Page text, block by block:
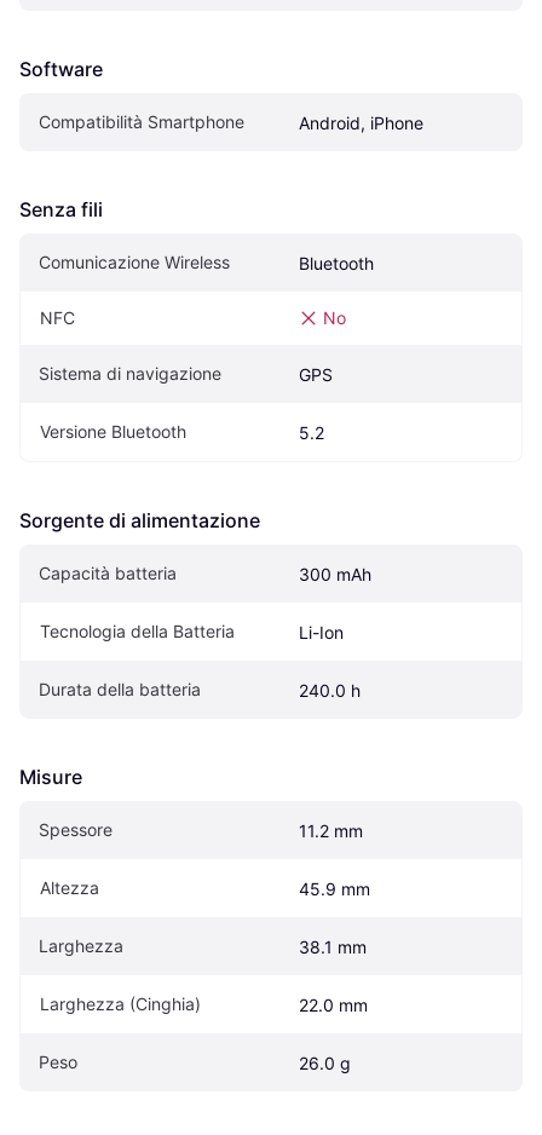
Software
Compatibilità Smartphone Android, iPhone
Senza fili
Comunicazione Wireless Bluetooth
NFC No
Sistema di navigazione GPS
Versione Bluetooth 5.2
Sorgente di alimentazione
Capacità batteria 300 mAh
Tecnologia della Batteria Li-Ion
Durata della batteria 240.0 h
Misure
Spessore 11.2 mm
Altezza 45.9 mm
Larghezza 38.1 mm
Larghezza (Cinghia) 22.0 mm
Peso 26.0 g